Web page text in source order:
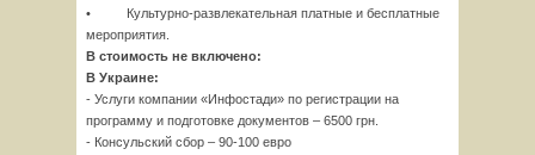
• Культурно-развлекательная платные и бесплатные
мероприятия.
В стоимость не включено:
В Украине:
- Услуги компании «Инфостади» по регистрации на
программу и подготовке документов – 6500 грн.
- Консульский сбор – 90-100 евро